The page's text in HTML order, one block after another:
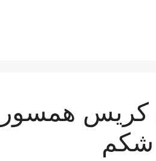
کریس
شکم